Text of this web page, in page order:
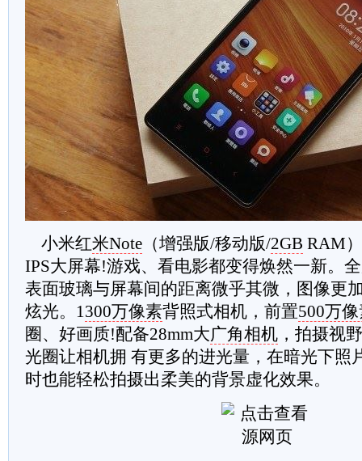
小米红米Note （增强版/移动版/2GB RAM
IPS大屏幕!游戏、看电影都变得焕然一新。
表面玻璃与屏幕间的距离微乎其微，图像更
炫光。1300万像素背照式相机，前置500万
圈、好画质!配备28mm大广角相机 ，拍摄视
光圈让相机拥 有更多的进光量，在暗光下照
时也能轻松拍摄出柔美的背景虚化效果。